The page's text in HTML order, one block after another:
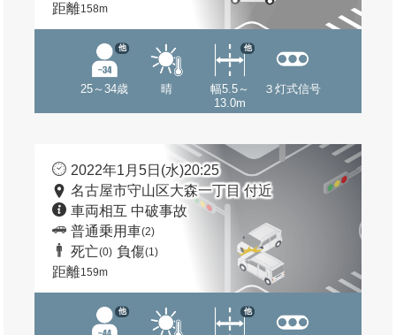
距離158m
25～34歳
他
晴
幅5.5～
13.0m
他
３灯式信号
2022年1月5日(水)20:25
名古屋市守山区大森一丁目 付近
車両相互 中破事故
普通乗用車(2)
死亡(0) 負傷(1)
距離159m
他 他